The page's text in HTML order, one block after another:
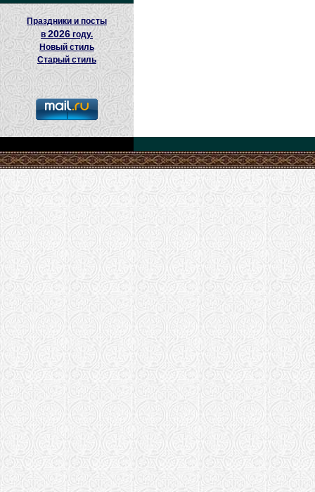
Праздники и посты
в2026 году.
Новый стиль
Старый стиль